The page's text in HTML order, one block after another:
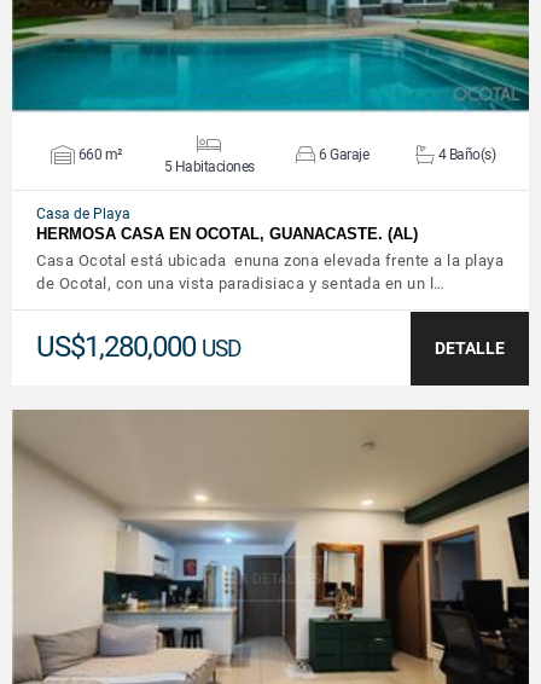
660 m²
5 Habitaciones
6 Garaje 4 Baño(s)
Casa de Playa
HERMOSA CASA EN OCOTAL, GUANACASTE. (AL)
Casa Ocotal está ubicada enuna zona elevada frente a la playa
de Ocotal, con una vista paradisiaca y sentada en un l…
US$1,280,000 USD DETALLE
VER DETALLES